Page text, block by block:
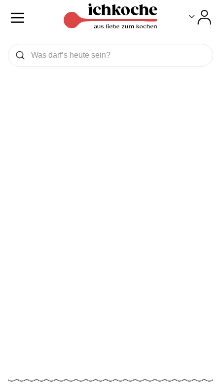
Was wollen Sie suchen
Suchen